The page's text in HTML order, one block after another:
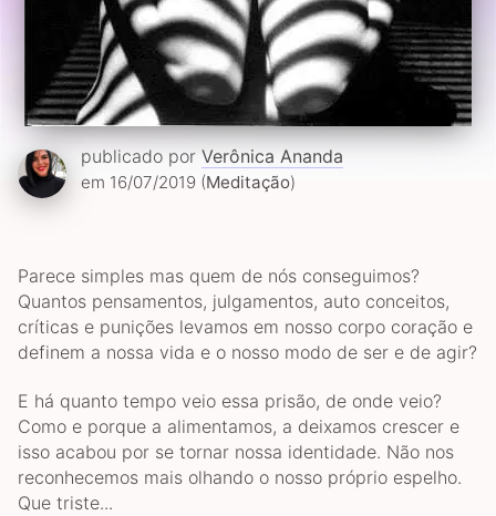
publicado por Verônica Ananda
em 16/07/2019 (Meditação)
Parece simples mas quem de nós conseguimos?
Quantos pensamentos, julgamentos, auto conceitos,
críticas e punições levamos em nosso corpo coração e
definem a nossa vida e o nosso modo de ser e de agir?
E há quanto tempo veio essa prisão, de onde veio?
Como e porque a alimentamos, a deixamos crescer e
isso acabou por se tornar nossa identidade. Não nos
reconhecemos mais olhando o nosso próprio espelho.
Que triste...